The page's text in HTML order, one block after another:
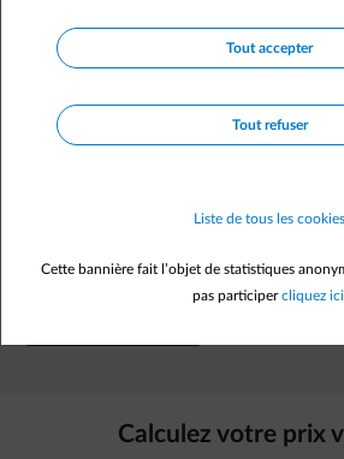
ENGIE indexed prices
Calculez votre prix
Tout accepter
Tout refuser
Liste de tous les cookies
Cette bannière fait l’objet de statistiques
pas participercliquez